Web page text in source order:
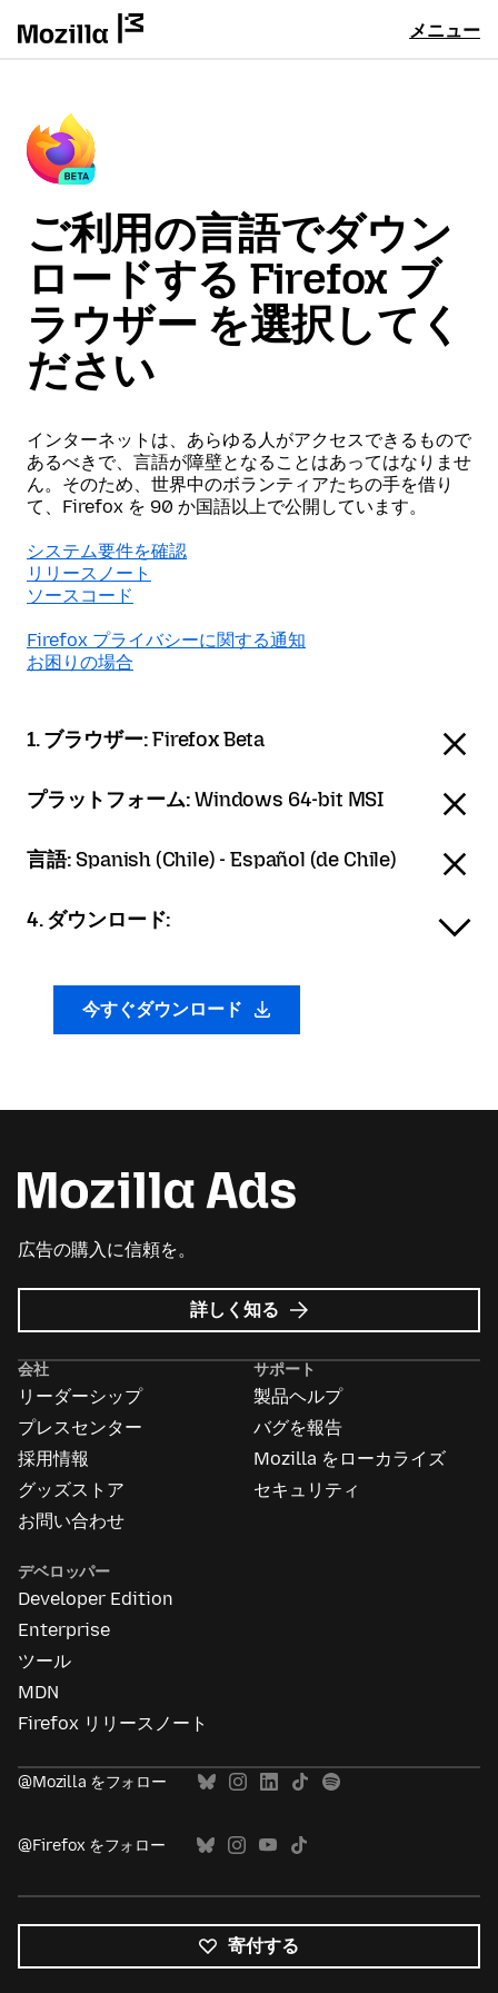
メニュー
ご利用の言語でダウン
ロードする Firefox ブ
ラウザー を選択してく
ださい
インターネットは、あらゆる人がアクセスできるもので
あるべきで、言語が障壁となることはあってはなりませ
ん。そのため、世界中のボランティアたちの手を借り
て、Firefox を 90 か国語以上で公開しています。
システム要件を確認
リリースノート
ソースコード
Firefox プライバシーに関する通知
お困りの場合
1. ブラウザー:Firefox Beta
プラットフォーム:Windows 64-bit MSI
言語: Spanish (Chile) - Español (de Chile)
4. ダウンロード:
今すぐダウンロード
広告の購入に信頼を。
Mozilla
広
詳しく知る
会社
リーダーシップ
プレスセンター
採用情報
グッズストア
お問い合わせ
サポート
製品ヘルプ
バグを報告
Mozilla をローカライズ
セキュリティ
デベロッパー
Developer Edition
Enterprise
ツール
MDN
Firefox リリースノート
@Mozilla をフォロー
@Firefox をフォロー
寄付する